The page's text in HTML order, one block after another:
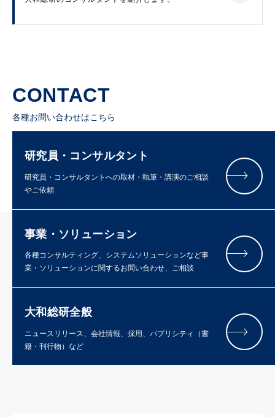
CONTACT
各種お問い合わせはこちら
研究員・コンサルタント
研究員・コンサルタントへの取材・執筆・講演のご相談
やご依頼
事業・ソリューション
各種コンサルティング、システムソリューションなど事
業・ソリューションに関するお問い合わせ、ご相談
大和総研全般
ニュースリリース、会社情報、採用、パブリシティ（書
籍・刊行物）など